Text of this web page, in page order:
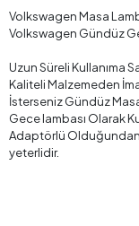
Volkswagen Masa
Volkswagen Gündüz
Uzun Süreli Kullanıma
Kaliteli Malzemeden
İsterseniz Gündüz
Gece lambası Olarak
Adaptörlü Olduğundan
yeterlidir.